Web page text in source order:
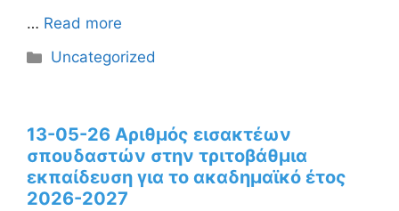
… Read more
Κατηγορίες
Uncategorized
13-05-26 Αριθμός εισακτέων
σπουδαστών στην τριτοβάθμια
εκπαίδευση για το ακαδημαϊκό έτος
2026-2027